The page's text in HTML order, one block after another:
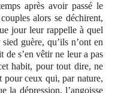
après avoir passé le
alors se déchirent,
jour leur rappelle à quel
guère, qu’ils n’ont en
de s’en vêtir ne leur a pas
habit, pour tout dire, ne
pour ceux qui, par nature,
la dépression, l’angoisse